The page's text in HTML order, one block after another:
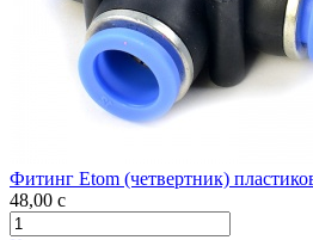
Фитинг Etom (четвертник)
48,00 c